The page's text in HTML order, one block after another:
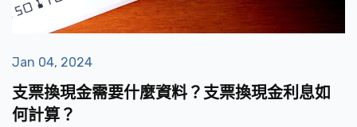
Jan 04, 2024
支票換現金需要什麼資料？支票換現金利息如
何計算？